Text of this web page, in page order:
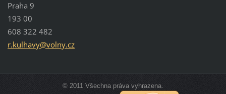
Praha 9
193 00
608 322 482
r.kulhavy@volny.cz
© 2011 Všechna práva vyhrazena.